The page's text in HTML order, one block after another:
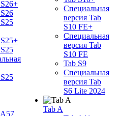
Специальная
версия Tab
S10 FE+
Специальная
версия Tab
S10 FE
Tab S9
Специальная
версия Tab
S6 Lite 2024
Tab A